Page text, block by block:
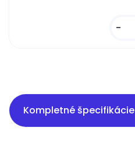
-
Kompletné špecifikácie